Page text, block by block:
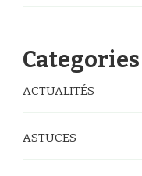
Categories
ACTUALITÉS
ASTUCES